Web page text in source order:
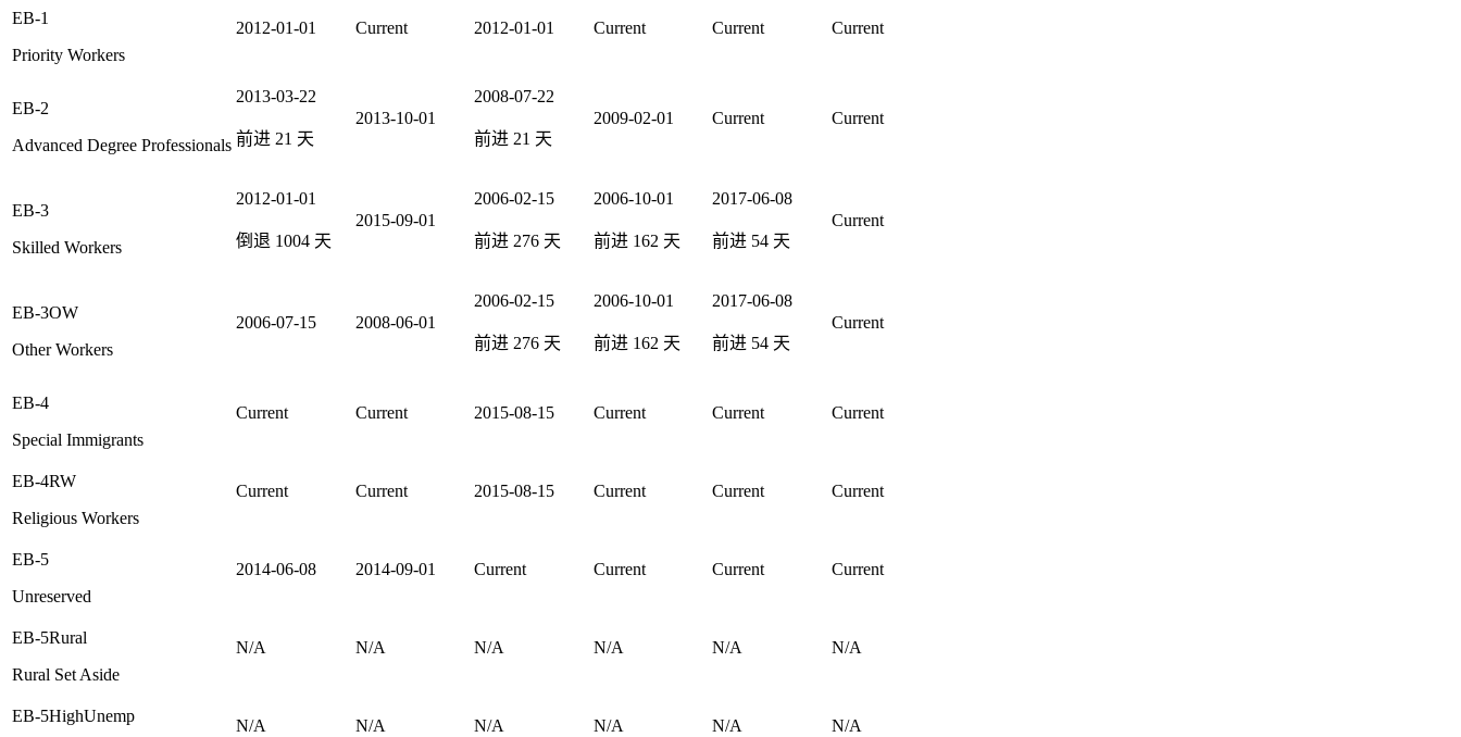
EB-1
Priority Workers
2012-01-01 Current 2012-01-01 Current Current Current
EB-2
Advanced Degree Professionals
2013-03-22
前进 21 天
2013-10-01
2008-07-22
前进 21 天
2009-02-01 Current Current
EB-3
Skilled Workers
2012-01-01
倒退 1004 天
2015-09-01
2006-02-15
前进 276 天
2006-10-01
前进 162 天
2017-06-08
前进 54 天
Current
EB-3OW
Other Workers
2006-07-15 2008-06-01
2006-02-15
前进 276 天
2006-10-01
前进 162 天
2017-06-08
前进 54 天
Current
EB-4
Special Immigrants
Current Current 2015-08-15 Current Current Current
EB-4RW
Religious Workers
Current Current 2015-08-15 Current Current Current
EB-5
Unreserved
2014-06-08 2014-09-01 Current Current Current Current
EB-5Rural
Rural Set Aside
N/A N/A N/A N/A N/A N/A
EB-5HighUnemp
N/A N/A N/A N/A N/A N/A